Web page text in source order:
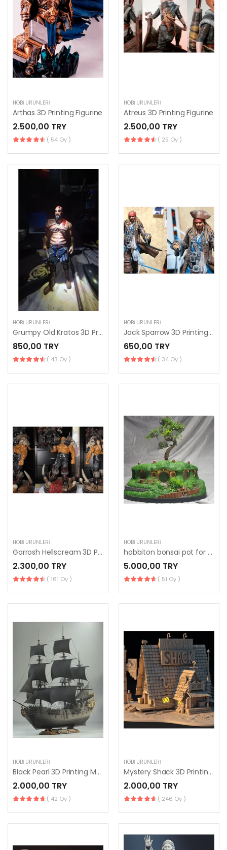
HOBI ÜRÜNLERI
Arthas 3D Printing Figurine
2.500,00 TRY
( 54 Oy )
HOBI ÜRÜNLERI
Atreus 3D Printing Figurine
2.500,00 TRY
( 25 Oy )
HOBI ÜRÜNLERI
Grumpy Old Kratos 3D Printing Figurine
850,00 TRY
( 43 Oy )
HOBI ÜRÜNLERI
Jack Sparrow 3D Printing Figurine
650,00 TRY
( 34 Oy )
HOBI ÜRÜNLERI
Garrosh Hellscream 3D Printing Figurine
2.300,00 TRY
( 161 Oy )
HOBI ÜRÜNLERI
hobbiton bonsai pot for 3d printing
5.000,00 TRY
( 51 Oy )
HOBI ÜRÜNLERI
Black Pearl 3D Printing Model
2.000,00 TRY
( 42 Oy )
HOBI ÜRÜNLERI
Mystery Shack 3D Printing Model
2.000,00 TRY
( 246 Oy )